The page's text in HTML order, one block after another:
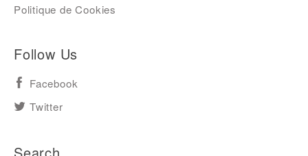
Politique de Cookies
Follow Us
Facebook
Twitter